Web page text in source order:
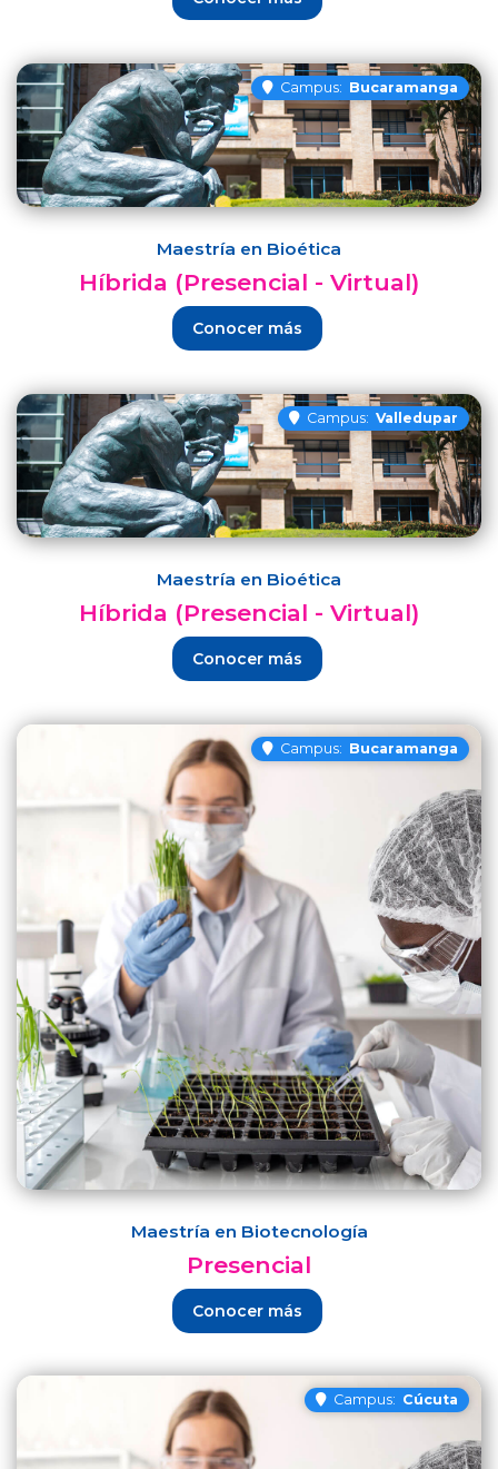
Campus: Bucaramanga
Maestría en Bioética
Híbrida (Presencial - Virtual)
Conocer más
Campus: Valledupar
Maestría en Bioética
Híbrida (Presencial - Virtual)
Conocer más
Campus: Bucaramanga
Maestría en Biotecnología
Presencial
Conocer más
Campus: Cúcuta